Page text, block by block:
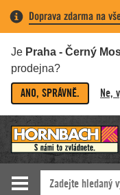
Doprava zdarma na
Je Praha - Černý
prodejna?
ANO, SPRÁVNĚ. Ne,